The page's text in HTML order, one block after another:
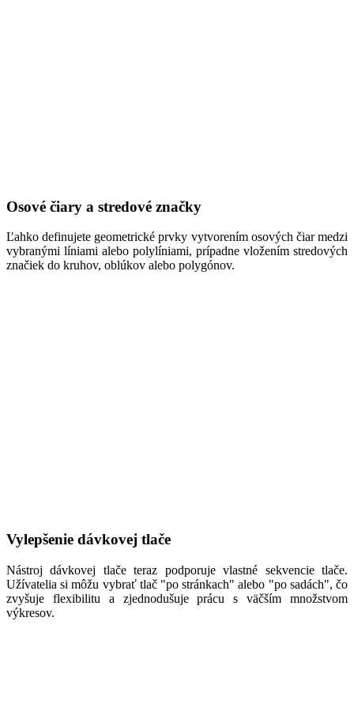
Osové čiary a stredové značky
Ľahko definujete geometrické prvky vytvorením osových čiar medzi
vybranými líniami alebo polylíniami, prípadne vložením stredových
značiek do kruhov, oblúkov alebo polygónov.
Vylepšenie dávkovej tlače
Nástroj dávkovej tlače teraz podporuje vlastné sekvencie tlače.
Užívatelia si môžu vybrať tlač "po stránkach" alebo "po sadách", čo
zvyšuje flexibilitu a zjednodušuje prácu s väčším množstvom
výkresov.